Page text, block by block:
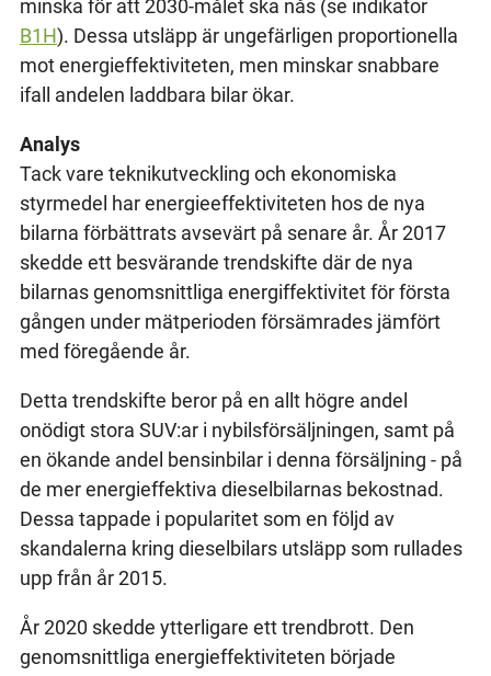
minska för att 2030-målet ska nås (se indikator
B1H). Dessa utsläpp är ungefärligen proportionella
mot energieffektiviteten, men minskar snabbare
ifall andelen laddbara bilar ökar.
Analys
Tack vare teknikutveckling och ekonomiska
styrmedel har energieeffektiviteten hos de nya
bilarna förbättrats avsevärt på senare år. År 2017
skedde ett besvärande trendskifte där de nya
bilarnas genomsnittliga energiffektivitet för första
gången under mätperioden försämrades jämfört
med föregående år.
Detta trendskifte beror på en allt högre andel
onödigt stora SUV:ar i nybilsförsäljningen, samt på
en ökande andel bensinbilar i denna försäljning - på
de mer energieffektiva dieselbilarnas bekostnad.
Dessa tappade i popularitet som en följd av
skandalerna kring dieselbilars utsläpp som rullades
upp från år 2015.
År 2020 skedde ytterligare ett trendbrott. Den
genomsnittliga energieffektiviteten började